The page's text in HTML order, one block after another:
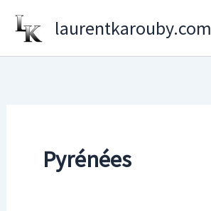
laurentkarouby.com
Pyrénées